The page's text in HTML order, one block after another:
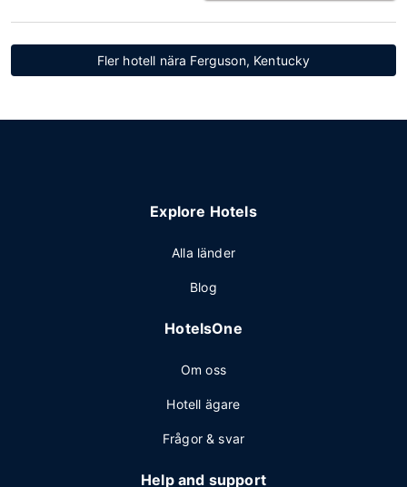
Fler hotell nära Ferguson, Kentucky
Explore Hotels
Alla länder
Blog
HotelsOne
Om oss
Hotell ägare
Frågor & svar
Help and support